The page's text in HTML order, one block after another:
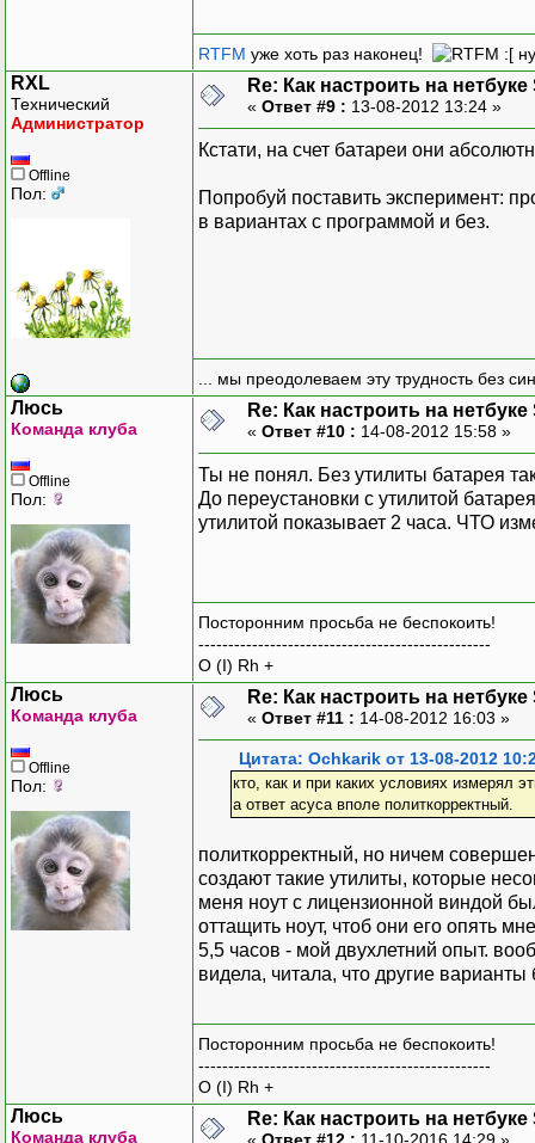
RTFM уже хоть раз наконец! :[
RXL
Технический
Администратор
Offline
Пол:
Re: Как настроить на
« Ответ #9 : 13-08-2012 13:24 »
Кстати, на счет батареи они
Попробуй поставить эксперимент:
в вариантах с программой и без.
... мы преодолеваем эту трудность без
Люсь
Команда клуба
Offline
Пол:
Re: Как настроить на
« Ответ #10 : 14-08-2012 15:58 »
Ты не понял. Без утилиты батарея
До переустановки с утилитой
утилитой показывает 2 часа. ЧТО
Посторонним просьба не беспокоить!
-------------------------------------------------
O (I) Rh +
Люсь
Команда клуба
Offline
Пол:
Re: Как настроить на
« Ответ #11 : 14-08-2012 16:03 »
Цитата: Ochkarik от 13-08-2012
кто, как и при каких условиях измерял
а ответ асуса вполе политкорректный.
политкорректный, но ничем
создают такие утилиты, которые
меня ноут с лицензионной виндой
оттащить ноут, чтоб они его опять
5,5 часов - мой двухлетний опыт.
видела, читала, что другие
Посторонним просьба не беспокоить!
-------------------------------------------------
O (I) Rh +
Люсь
Команда клуба
Re: Как настроить на
« Ответ #12 : 11-10-2016 14:29 »